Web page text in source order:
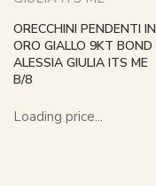
ORECCHINI PENDENTI IN
ORO GIALLO 9KT BOND
ALESSIA GIULIA ITS ME
B/8
Loading price...